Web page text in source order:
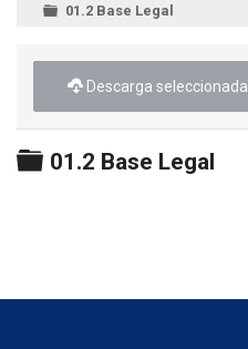
01.2 Base Legal
Descarga seleccionada
Carpeta
01.2 Base Legal